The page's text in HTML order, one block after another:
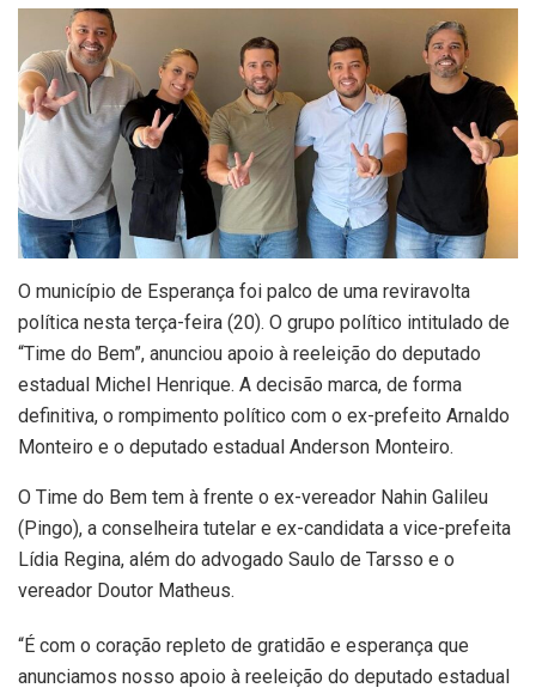
O município de Esperança foi palco de uma reviravolta
política nesta terça-feira (20). O grupo político intitulado de
“Time do Bem”, anunciou apoio à reeleição do deputado
estadual Michel Henrique. A decisão marca, de forma
definitiva, o rompimento político com o ex-prefeito Arnaldo
Monteiro e o deputado estadual Anderson Monteiro.
O Time do Bem tem à frente o ex-vereador Nahin Galileu
(Pingo), a conselheira tutelar e ex-candidata a vice-prefeita
Lídia Regina, além do advogado Saulo de Tarsso e o
vereador Doutor Matheus.
“É com o coração repleto de gratidão e esperança que
anunciamos nosso apoio à reeleição do deputado estadual